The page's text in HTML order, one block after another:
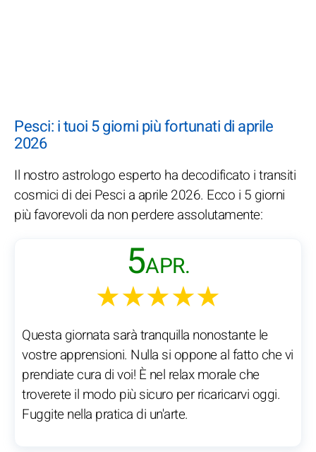
Pesci: i tuoi 5 giorni più fortunati di aprile
2026
Il nostro astrologo esperto ha decodificato i transiti
cosmici di dei Pesci a aprile 2026. Ecco i 5 giorni
più favorevoli da non perdere assolutamente:
5APR.
★★★★★
Questa giornata sarà tranquilla nonostante le
vostre apprensioni. Nulla si oppone al fatto che vi
prendiate cura di voi! È nel relax morale che
troverete il modo più sicuro per ricaricarvi oggi.
Fuggite nella pratica di un'arte.